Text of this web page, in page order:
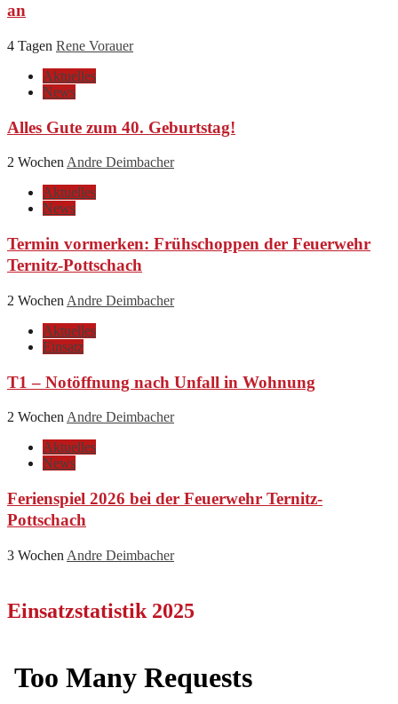
an
4 Tagen Rene Vorauer
Aktuelles
News
Alles Gute zum 40. Geburtstag!
2 Wochen Andre Deimbacher
Aktuelles
News
Termin vormerken: Frühschoppen der Feuerwehr
Ternitz-Pottschach
2 Wochen Andre Deimbacher
Aktuelles
Einsatz
T1 – Notöffnung nach Unfall in Wohnung
2 Wochen Andre Deimbacher
Aktuelles
News
Ferienspiel 2026 bei der Feuerwehr Ternitz-
Pottschach
3 Wochen Andre Deimbacher
Einsatzstatistik 2025